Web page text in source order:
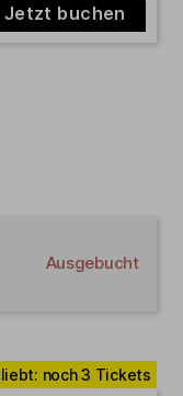
Jetzt buchen
Ausgebucht